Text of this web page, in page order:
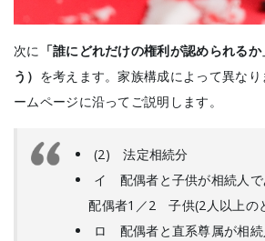
次に 「誰にどれだけの権利が認められる
う） を考えます。家族構成によって異な
ームページに沿ってご説明します。
(2) 法定相続分
イ 配偶者と子供が相続人で
配偶者1／2 子供(2人以上の
ロ 配偶者と直系尊属が相続